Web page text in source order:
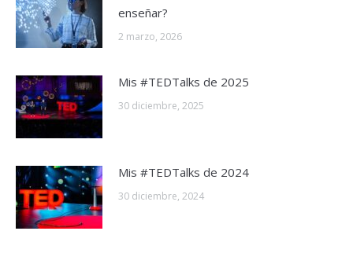
enseñar?
2 marzo, 2026
Mis #TEDTalks de 2025
30 diciembre, 2025
Mis #TEDTalks de 2024
30 diciembre, 2024